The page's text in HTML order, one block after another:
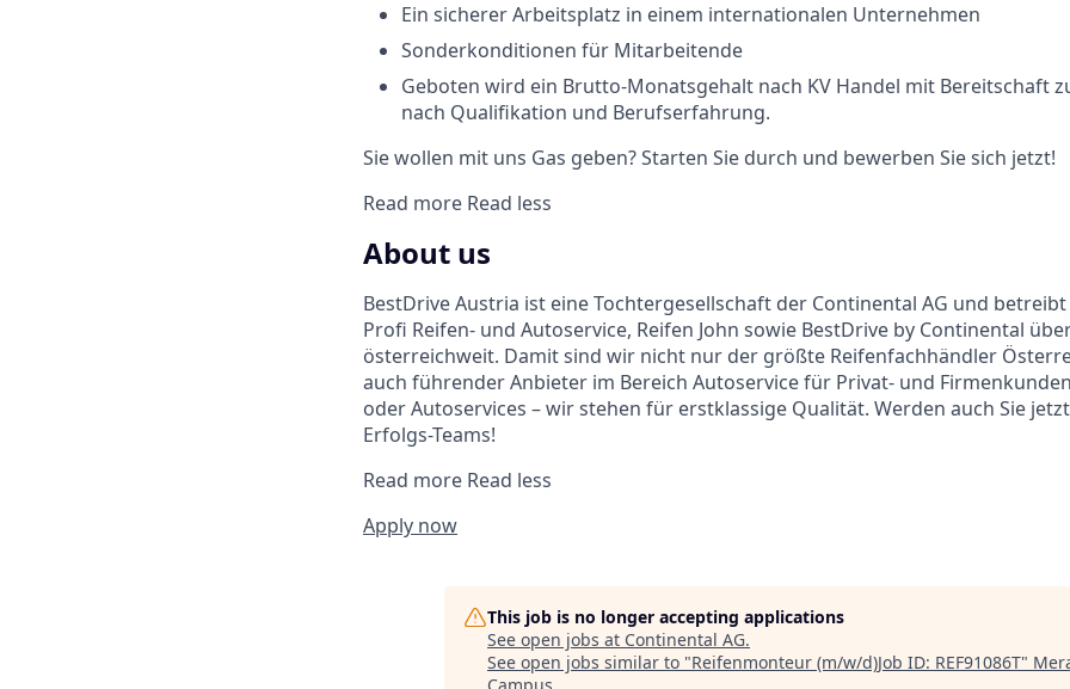
Ein sicherer Arbeitsplatz in einem internationalen Unternehmen
Sonderkonditionen für Mitarbeitende
Geboten wird ein Brutto-Monatsgehalt nach KV Handel mit Bereitschaft
nach Qualifikation und Berufserfahrung.
Sie wollen mit uns Gas geben? Starten Sie durch und bewerben Sie sich jetzt!
Read more Read less
About us
BestDrive Austria ist eine Tochtergesellschaft der Continental AG und
Profi Reifen- und Autoservice, Reifen John sowie BestDrive by Continental
österreichweit. Damit sind wir nicht nur der größte Reifenfachhändler
auch führender Anbieter im Bereich Autoservice für Privat- und
oder Autoservices – wir stehen für erstklassige Qualität. Werden auch Sie
Erfolgs-Teams!
Read more Read less
Apply now
This job is no longer accepting applications
See open jobs at Continental AG.
See open jobs similar to "Reifenmonteur (m/w/d)Job ID: REF91086T"